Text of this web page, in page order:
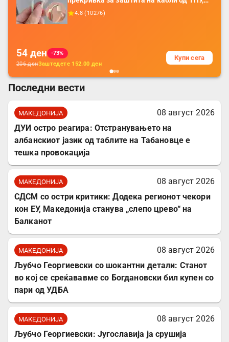
додатоци за заштита на кабли, без
батерија, за мобилни телефони, комплет
4.8 ( 10276)
54 ден
-73%
206денЗаштедете 152.00 ден
Купи сега
Последни вести
МАКЕДОНИЈА
08 август 2026
ДУИ остро реагира: Отстранувањето на
албанскиот јазик од таблите на Табановце е
тешка провокација
МАКЕДОНИЈА
08 август 2026
СДСМ со остри критики: Додека регионот чекори
кон ЕУ, Македонија станува „слепо црево“ на
Балканот
МАКЕДОНИЈА
08 август 2026
Љубчо Георгиевски со шокантни детали: Станот
во кој се среќававме со Богдановски бил купен со
пари од УДБА
МАКЕДОНИЈА
08 август 2026
Љубчо Георгиевски: Југославија ја срушија